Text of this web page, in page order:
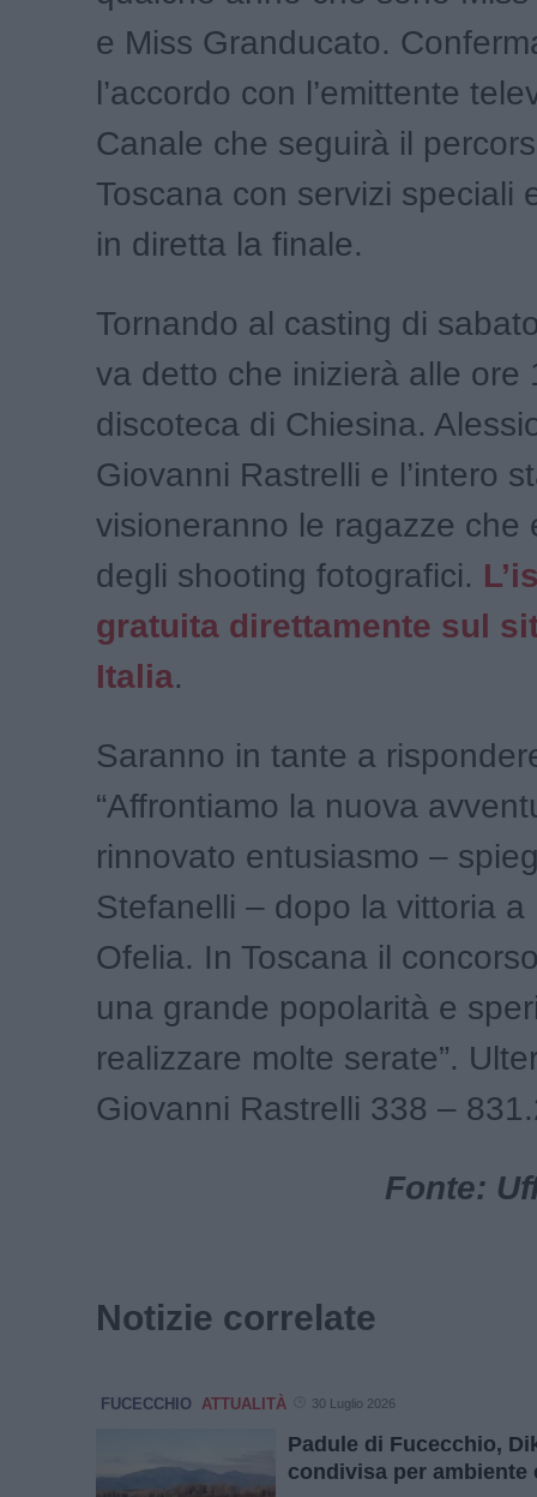
e Miss Granducato.
l’accordo con l’emittente
Canale che seguirà il
Toscana con servizi speciali
in diretta la finale.
Tornando al casting di
va detto che inizierà alle ore
discoteca di Chiesina.
Giovanni Rastrelli e l’intero
visioneranno le ragazze che
degli shooting fotografici.
gratuita direttamente sul
Italia.
Saranno in tante a
“Affrontiamo la nuova
rinnovato entusiasmo –
Stefanelli – dopo la vittoria a
Ofelia. In Toscana il
una grande popolarità e
realizzare molte serate”.
Giovanni Rastrelli 338 –
Fonte:
Notizie correlate
FUCECCHIO ATTUALITÀ 30 Luglio 2026
Padule di Fucecchio,
condivisa per ambiente